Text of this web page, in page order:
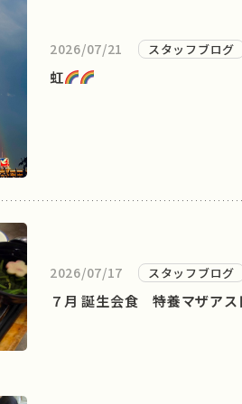
2026/07/21 スタッフブログ
虹
2026/07/17 スタッフブログ
７月 誕生会食 特養マザアス